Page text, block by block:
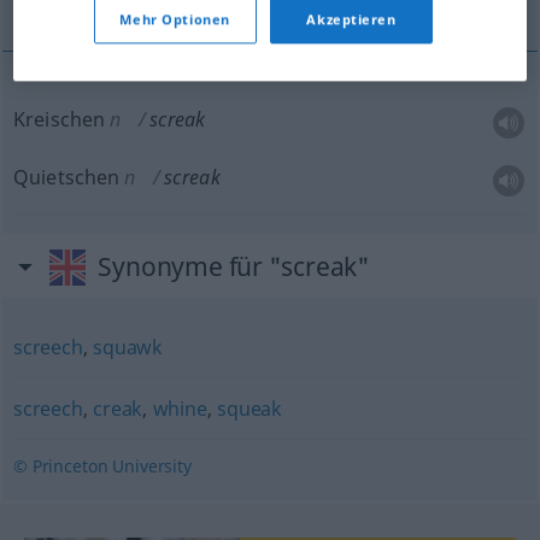
Kreischen n screak
Quietschen n screak
Synonyme für "screak"
screech, squawk
screech, creak, whine, squeak
© Princeton University
Mehr Optionen Akzeptieren